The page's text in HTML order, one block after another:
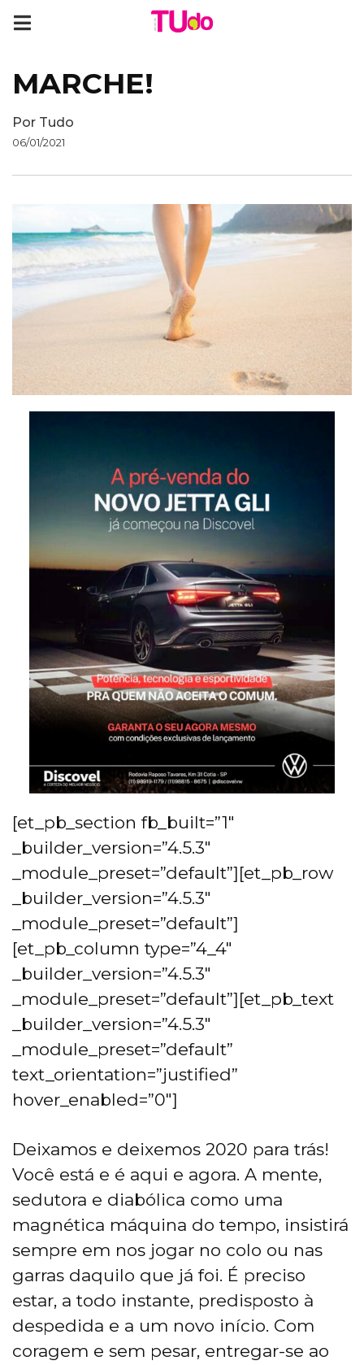
MARCHE!
Por Tudo
06/01/2021
[et_pb_section fb_built=”1″
_builder_version=”4.5.3″
_module_preset=”default”][et_pb_row
_builder_version=”4.5.3″
_module_preset=”default”]
[et_pb_column type=”4_4″
_builder_version=”4.5.3″
_module_preset=”default”][et_pb_text
_builder_version=”4.5.3″
_module_preset=”default”
text_orientation=”justified”
hover_enabled=”0″]
Deixamos e deixemos 2020 para trás!
Você está e é aqui e agora. A mente,
sedutora e diabólica como uma
magnética máquina do tempo, insistirá
sempre em nos jogar no colo ou nas
garras daquilo que já foi. É preciso
estar, a todo instante, predisposto à
despedida e a um novo início. Com
coragem e sem pesar, entregar-se ao